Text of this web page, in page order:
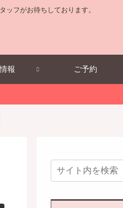
ッフがお待ちしております。
報 ご予約